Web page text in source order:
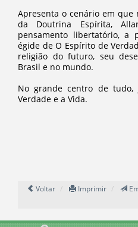
Apresenta o cenário em
da Doutrina Espírita,
pensamento libertatório, a
égide de O Espírito de
religião do futuro, seu
Brasil e no mundo.
No grande centro de tudo,
Verdade e a Vida.
Voltar Imprimir